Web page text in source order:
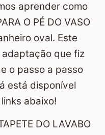
aprender como
O PÉ DO VASO
oval. Este
que fiz
o passo a passo
está disponível
abaixo!
DO LAVABO